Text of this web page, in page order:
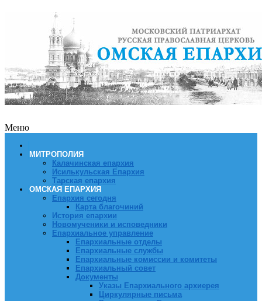
Меню
МИТРОПОЛИЯ
Калачинская епархия
Исилькульская Епархия
Тарская епархия
ОМСКАЯ ЕПАРХИЯ
Епархия сегодня
Карта благочиний
История епархии
Новомученики и исповедники
Епархиальное управление
Епархиальные отделы
Епархиальные службы
Епархиальные комиссии и комитеты
Епархиальный совет
Документы
Указы Епархиального архиерея
Циркулярные письма